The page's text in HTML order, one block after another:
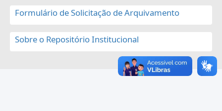
Formulário de Solicitação de Arquivamento
Sobre o Repositório Institucional